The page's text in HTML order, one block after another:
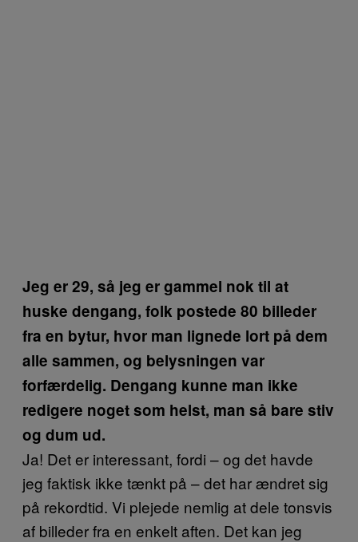
Jeg er 29, så jeg er gammel nok til at
huske dengang, folk postede 80 billeder
fra en bytur, hvor man lignede lort på dem
alle sammen, og belysningen var
forfærdelig. Dengang kunne man ikke
redigere noget som helst, man så bare stiv
og dum ud.
Ja! Det er interessant, fordi – og det havde
jeg faktisk ikke tænkt på – det har ændret sig
på rekordtid. Vi plejede nemlig at dele tonsvis
af billeder fra en enkelt aften. Det kan jeg